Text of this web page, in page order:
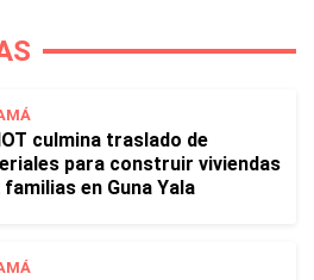
culmina traslado de
para construir viviendas
familias en Guna Yala